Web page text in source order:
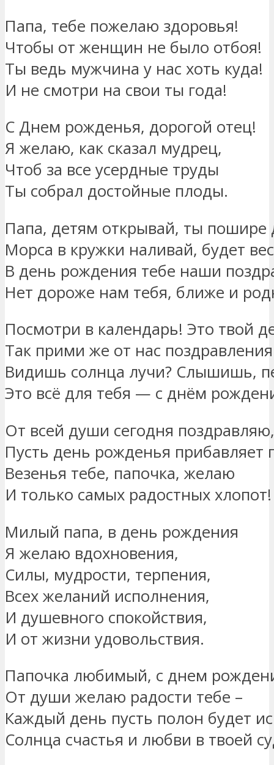
Папа, тебе пожелаю здоровья!
Чтобы от женщин не было отбоя!
Ты ведь мужчина у нас хоть куда!
И не смотри на свои ты года!
С Днем рожденья, дорогой отец!
Я желаю, как сказал мудрец,
Чтоб за все усердные труды
Ты собрал достойные плоды.
Папа, детям открывай, ты пошире
Морса в кружки наливай, будет
В день рождения тебе наши
Нет дороже нам тебя, ближе и
Посмотри в календарь! Это твой
Так прими же от нас
Видишь солнца лучи? Слышишь,
Это всё для тебя — с днём
От всей души сегодня поздравляю,
Пусть день рожденья прибавляет
Везенья тебе, папочка, желаю
И только самых радостных хлопот!
Милый папа, в день рождения
Я желаю вдохновения,
Силы, мудрости, терпения,
Всех желаний исполнения,
И душевного спокойствия,
И от жизни удовольствия.
Папочка любимый, с днем
От души желаю радости тебе –
Каждый день пусть полон будет
Солнца счастья и любви в твоей